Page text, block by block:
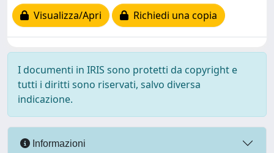
Visualizza/Apri
Richiedi una copia
I documenti in IRIS sono protetti da copyright e
tutti i diritti sono riservati, salvo diversa
indicazione.
Informazioni